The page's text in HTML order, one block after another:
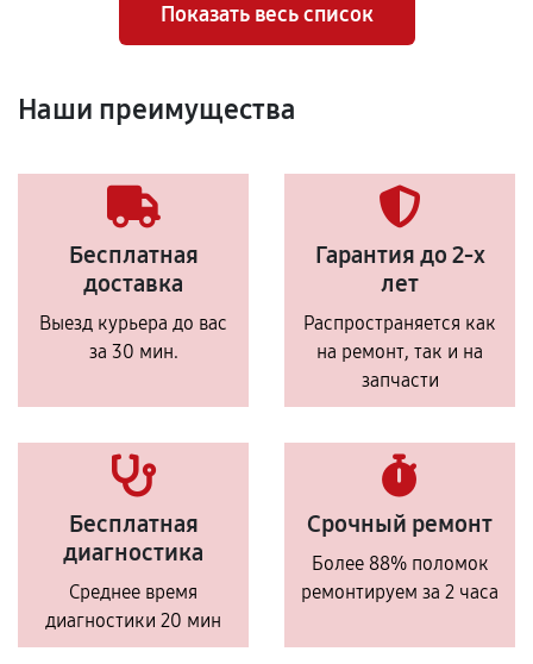
Показать весь список
Наши преимущества
Бесплатная
доставка
Выезд курьера до вас
за 30 мин.
Гарантия до 2-х
лет
Распространяется как
на ремонт, так и на
запчасти
Бесплатная
диагностика
Среднее время
диагностики 20 мин
Срочный ремонт
Более 88% поломок
ремонтируем за 2 часа